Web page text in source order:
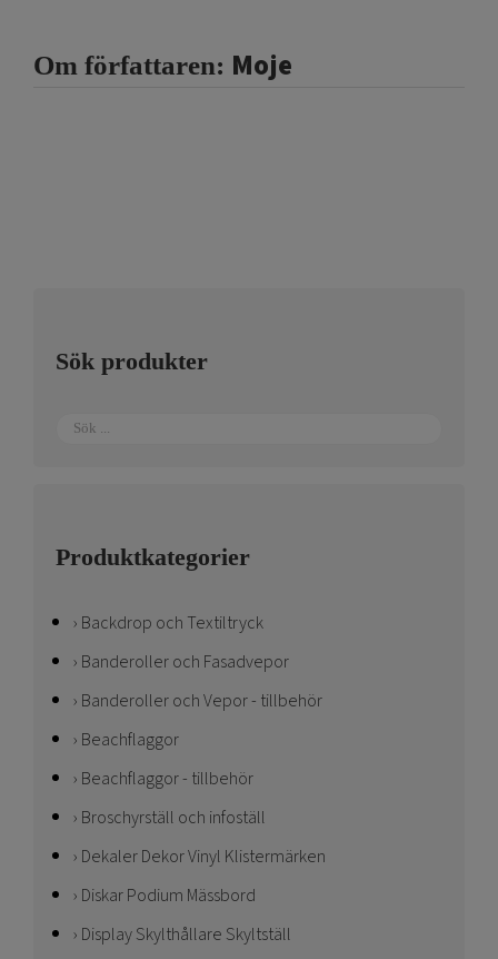
Om författaren: Moje
Sök produkter
Produktkategorier
Backdrop och Textiltryck
Banderoller och Fasadvepor
Banderoller och Vepor - tillbehör
Beachflaggor
Beachflaggor - tillbehör
Broschyrställ och infoställ
Dekaler Dekor Vinyl Klistermärken
Diskar Podium Mässbord
Display Skylthållare Skyltställ